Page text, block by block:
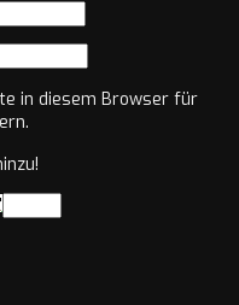
in diesem Browser für